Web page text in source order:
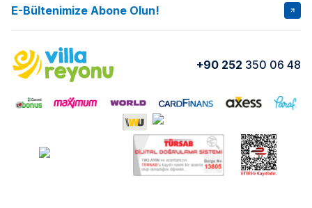
İptal Şartları Banka Hesapları
Kurumsal Blog
Yorumlar Nasıl Kiralarım
VİLLA SALKIM VİLLA SLAY 1
VİLLA OLENNA 1 VİLLA MERT
VILLA ADRIMA 1
VİLLA TİAMO VİLLA ZEYTİN DALI
VILLA ELMALI
E-Bültenimize Abone Olun!
+90 252 350 06 48